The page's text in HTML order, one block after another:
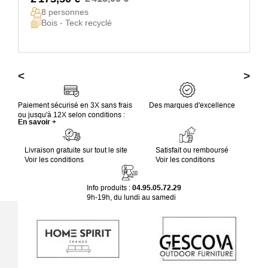
8 personnes
Bois - Teck recyclé
< >
Paiement sécurisé en 3X sans frais
ou jusqu'à 12X selon conditions :
En savoir +
Des marques d'excellence
Livraison gratuite sur tout le site
Voir les conditions
Satisfait ou remboursé
Voir les conditions
Info produits : 04.95.05.72.29
9h-19h, du lundi au samedi